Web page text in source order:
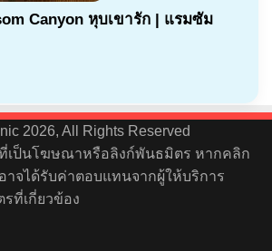
Canyon หุบเขารัก | แรมซัม
2026, All Rights Reserved
เป็นโฆษณาหรือลิงก์พันธมิตร หากคลิก
าจได้รับค่าตอบแทนจากผู้ให้บริการ
ที่เกี่ยวข้อง